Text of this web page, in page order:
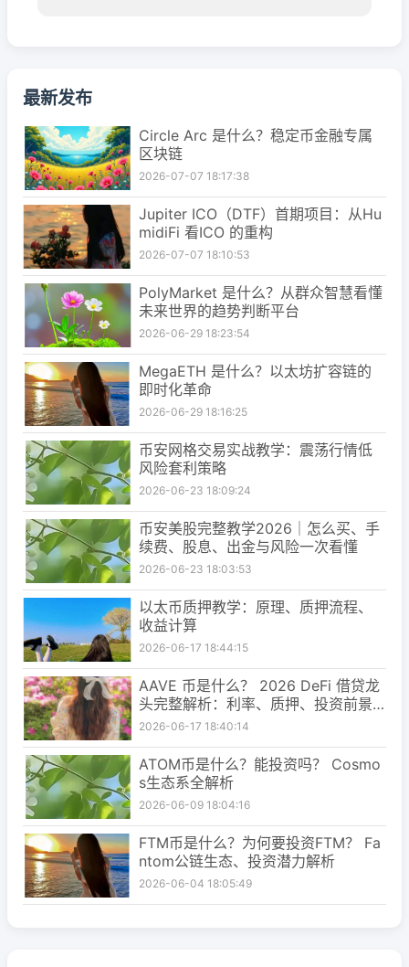
最新发布
Circle Arc 是什么？稳定币金融专属
区块链
2026-07-07 18:17:38
Jupiter ICO（DTF）首期项目：从Hu
midiFi 看ICO 的重构
2026-07-07 18:10:53
PolyMarket 是什么？从群众智慧看懂
未来世界的趋势判断平台
2026-06-29 18:23:54
MegaETH 是什么？以太坊扩容链的
即时化革命
2026-06-29 18:16:25
币安网格交易实战教学：震荡行情低
风险套利策略
2026-06-23 18:09:24
币安美股完整教学2026｜怎么买、手
续费、股息、出金与风险一次看懂
2026-06-23 18:03:53
以太币质押教学：原理、质押流程、
收益计算
2026-06-17 18:44:15
AAVE 币是什么？ 2026 DeFi 借贷龙
头完整解析：利率、质押、投资前景
一次看懂
2026-06-17 18:40:14
ATOM币是什么？能投资吗？ Cosmo
s生态系全解析
2026-06-09 18:04:16
FTM币是什么？为何要投资FTM？ Fa
ntom公链生态、投资潜力解析
2026-06-04 18:05:49